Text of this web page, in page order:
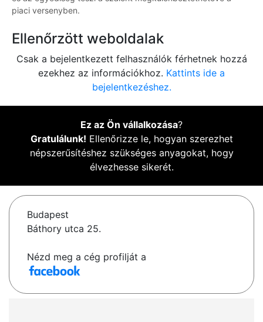
piaci versenyben.
Ellenőrzött weboldalak
Csak a bejelentkezett felhasználók férhetnek hozzá
ezekhez az információkhoz. Kattints ide a
bejelentkezéshez.
Ez az Ön vállalkozása?
Gratulálunk! Ellenőrizze le, hogyan szerezhet
népszerűsítéshez szükséges anyagokat, hogy
élvezhesse sikerét.
Budapest
Báthory utca 25.
Nézd meg a cég profilját a